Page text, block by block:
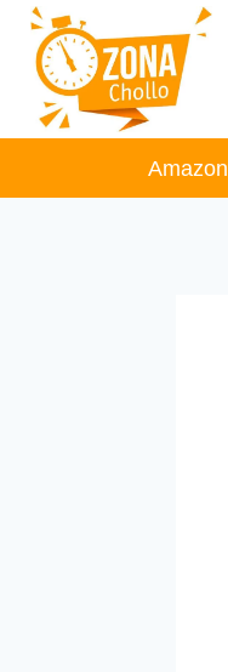
Saltar
contenido
Amazon